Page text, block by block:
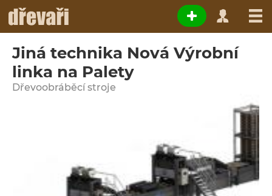
Jiná technika Nová Výrobní
linka na Palety
Dřevoobráběcí stroje